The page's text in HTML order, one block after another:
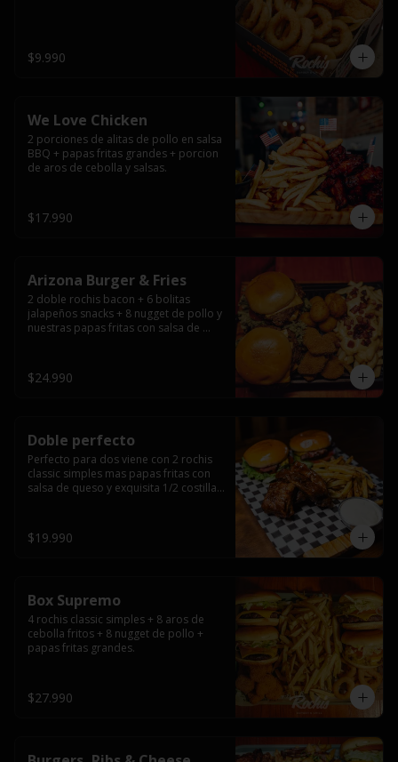
$9.990
We Love Chicken
2 porciones de alitas de pollo en salsa
BBQ + papas fritas grandes + porcion
de aros de cebolla y salsas.
$17.990
Arizona Burger & Fries
2 doble rochis bacon + 6 bolitas
jalapeños snacks + 8 nugget de pollo y
nuestras papas fritas con salsa de
$24.990
Doble perfecto
Perfecto para dos viene con 2 rochis
classic simples mas papas fritas con
salsa de queso y exquisita 1/2 costilla
$19.990
Box Supremo
4 rochis classic simples + 8 aros de
cebolla fritos + 8 nugget de pollo +
papas fritas grandes.
$27.990